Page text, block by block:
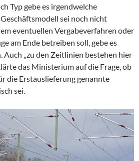
Typ gebe es irgendwelche
sei noch nicht
eventuellen Vergabeverfahren oder
am Ende betreiben soll, gebe es
Auch „zu den Zeitlinien bestehen hier
das Ministerium auf die Frage, ob
die Erstauslieferung genannte
sei.